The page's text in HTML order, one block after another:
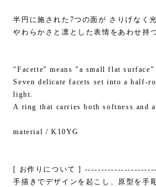
半円に施された7つの面が さりげなく
やわらかさと凛とした表情をあわせ持
"Facette" means "a small flat surface"
Seven delicate facets set into a half-
light.
A ring that carries both softness and
material / K10YG
[ お作りについて ]
手描きでデザインを起こし、原型を手